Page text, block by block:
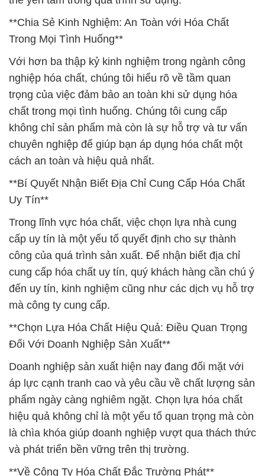
**Chia Sẻ Kinh Nghiệm: An Toàn với Hóa Chất
Trong Mọi Tình Huống**
Với hơn ba thập kỷ kinh nghiệm trong ngành công
nghiệp hóa chất, chúng tôi hiểu rõ về tầm quan
trọng của việc đảm bảo an toàn khi sử dụng hóa
chất trong mọi tình huống. Chúng tôi cung cấp
không chỉ sản phẩm mà còn là sự hỗ trợ và tư vấn
chuyên nghiệp để giúp bạn áp dụng hóa chất một
cách an toàn và hiệu quả nhất.
**Bí Quyết Nhận Biết Địa Chỉ Cung Cấp Hóa Chất
Uy Tín**
Trong lĩnh vực hóa chất, việc chọn lựa nhà cung
cấp uy tín là một yếu tố quyết định cho sự thành
công của quá trình sản xuất. Để nhận biết địa chỉ
cung cấp hóa chất uy tín, quý khách hàng cần chú ý
đến uy tín, kinh nghiệm cũng như các dịch vụ hỗ trợ
mà công ty cung cấp.
**Chọn Lựa Hóa Chất Hiệu Quả: Điều Quan Trọng
Đối Với Doanh Nghiệp Sản Xuất**
Doanh nghiệp sản xuất hiện nay đang đối mặt với
áp lực cạnh tranh cao và yêu cầu về chất lượng sản
phẩm ngày càng nghiêm ngặt. Chọn lựa hóa chất
hiệu quả không chỉ là một yếu tố quan trọng mà còn
là chìa khóa giúp doanh nghiệp vượt qua thách thức
và phát triển bền vững trên thị trường.
**Về Công Ty Hóa Chất Đắc Trường Phát**